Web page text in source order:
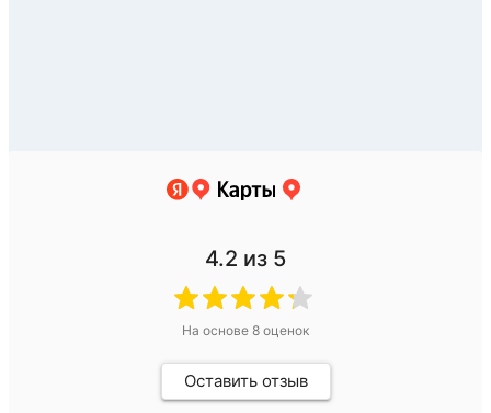
4.2 из 5
На основе 8 оценок
Оставить отзыв